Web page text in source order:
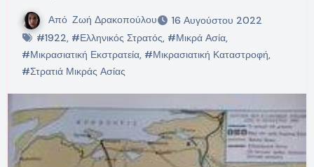
Από Ζωή Δρακοπούλου
16 Αυγούστου 2022
#1922, #Ελληνικός Στρατός, #Μικρά Ασία,
#Μικρασιατική Εκστρατεία, #Μικρασιατική Καταστροφή,
#Στρατιά Μικράς Ασίας